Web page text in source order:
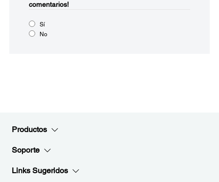
comentarios!
Sí
No
Productos
Soporte
Links Sugeridos